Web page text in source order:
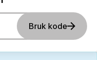
Bruk kode